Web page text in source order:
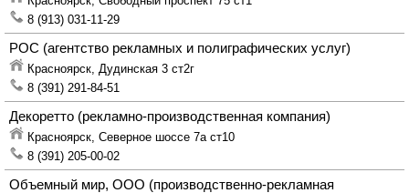
8 (913) 031-11-29
РОС (агентство рекламных и полиграфических услуг)
Красноярск, Дудинская 3 ст2г
8 (391) 291-84-51
Декоретто (рекламно-производственная компания)
Красноярск, Северное шоссе 7а ст10
8 (391) 205-00-02
Объемный мир, ООО (производственно-рекламная